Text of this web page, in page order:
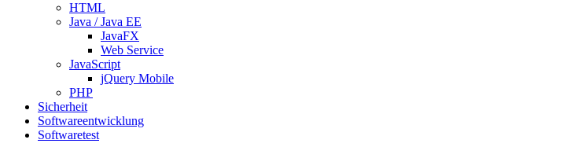
HTML
Java / Java EE
JavaFX
Web Service
JavaScript
jQuery Mobile
PHP
Sicherheit
Softwareentwicklung
Softwaretest